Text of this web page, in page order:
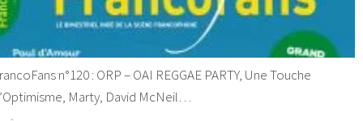
n°120 : ORP – OAI REGGAE PARTY, Une Touche
Marty, David McNeil…